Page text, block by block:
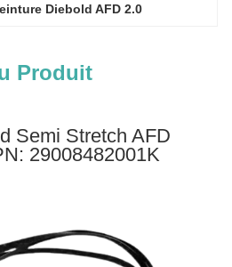
Diebold AFD 2.0
Produit
Semi Stretch AFD
29008482001K